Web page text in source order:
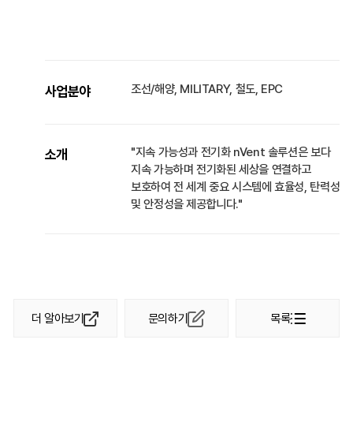
사업분야 조선/해양, MILITARY, 철도, EPC
소개
"지속 가능성과 전기화 nVent 솔루션은 보다
지속 가능하며 전기화된 세상을 연결하고
보호하여 전 세계 중요 시스템에 효율성, 탄력성
및 안정성을 제공합니다."
더 알아보기 문의하기 목록